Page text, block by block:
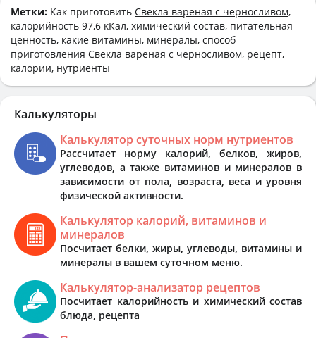
Метки: Как приготовить Свекла вареная с черносливом,
калорийность 97,6 кКал, химический состав, питательная
ценность, какие витамины, минералы, способ
приготовления Свекла вареная с черносливом, рецепт,
калории, нутриенты
Калькуляторы
Калькулятор суточных норм нутриентов
Рассчитает норму калорий, белков, жиров,
углеводов, а также витаминов и минералов в
зависимости от пола, возраста, веса и уровня
физической активности.
Калькулятор калорий, витаминов и
минералов
Посчитает белки, жиры, углеводы, витамины и
минералы в вашем суточном меню.
Калькулятор-анализатор рецептов
Посчитает калорийность и химический состав
блюда, рецепта